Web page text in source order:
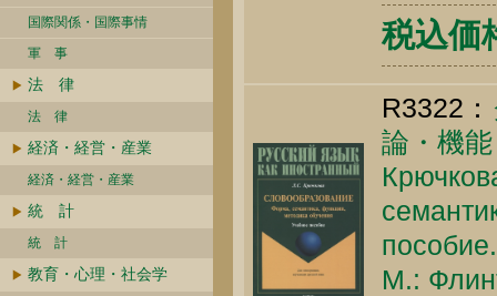
国際関係・国際事情
軍 事
法 律
法 律
経済・経営・産業
経済・経営・産業
統 計
統 計
教育・心理・社会学
税込価
R3322：
論・機
М.: